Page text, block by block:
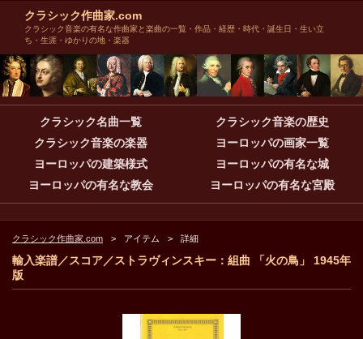
クラシック作曲家.com
クラシック音楽の有名な作曲家と楽曲の一覧・作品・経歴・時代・誕生日・生い立
ち・生涯・ゆかりの地・楽器
クラシック名曲一覧
クラシック音楽の歴史
クラシック音楽の楽器
ヨーロッパの画家一覧
ヨーロッパの建築様式
ヨーロッパの有名な城
ヨーロッパの有名な教会
ヨーロッパの有名な宮殿
クラシック作曲家.com アイテム 詳細
輸入楽譜／スコア／ストラヴィンスキー：組曲 「火の鳥」 1945年
版